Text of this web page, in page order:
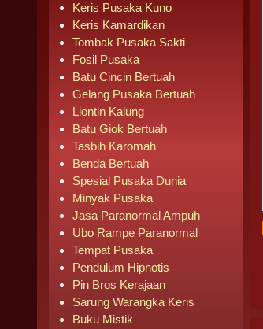
Keris Pusaka Kuno
Keris Kamardikan
Tombak Pusaka Sakti
Fosil Pusaka
Batu Cincin Bertuah
Gelang Pusaka Bertuah
Liontin Kalung
Batu Giok Bertuah
Tasbih Karomah
Benda Bertuah
Spesial Pusaka Dunia
Minyak Pusaka
Jasa Paranormal Ampuh
Ubo Rampe Paranormal
Tempat Pusaka
Pendulum Hipnotis
Pin Bros Kerajaan
Sarung Warangka Keris
Buku Mistik